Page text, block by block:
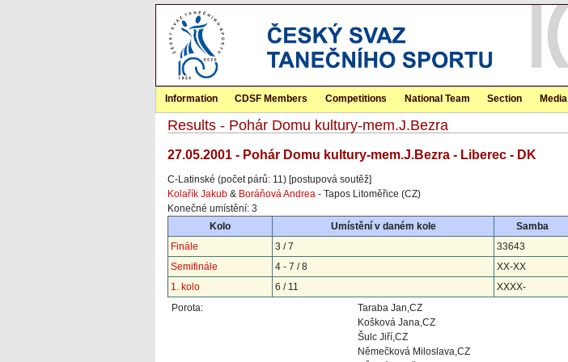
Information CDSF Members Competitions National Team Section Media
Results - Pohár Domu kultury-mem.J.Bezra
27.05.2001 - Pohár Domu kultury-mem.J.Bezra - Liberec - DK
C-Latinské (počet párů: 11) [postupová soutěž]
Kolařík Jakub & Boráňová Andrea - Tapos Litoměřice (CZ)
Konečné umístění: 3
Kolo
Umístění v daném kole Samba
Finále
3 / 7 33643
Semifinále
4 - 7 / 8 XX-XX
1. kolo
6 / 11 XXXX-
Porota:
Taraba Jan,CZ
Košková Jana,CZ
Šulc Jiří,CZ
Němečková Miloslava,CZ